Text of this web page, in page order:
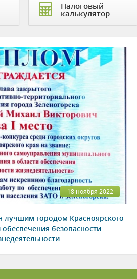
Налоговый
калькулятор
18 ноября 2022
лучшим городом Красноярского
обеспечения безопасности